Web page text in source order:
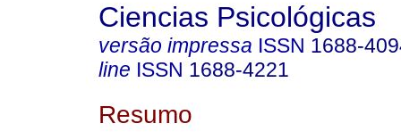
Ciencias Psicológicas
versão impressa ISSN 1688-
line ISSN 1688-4221
Resumo